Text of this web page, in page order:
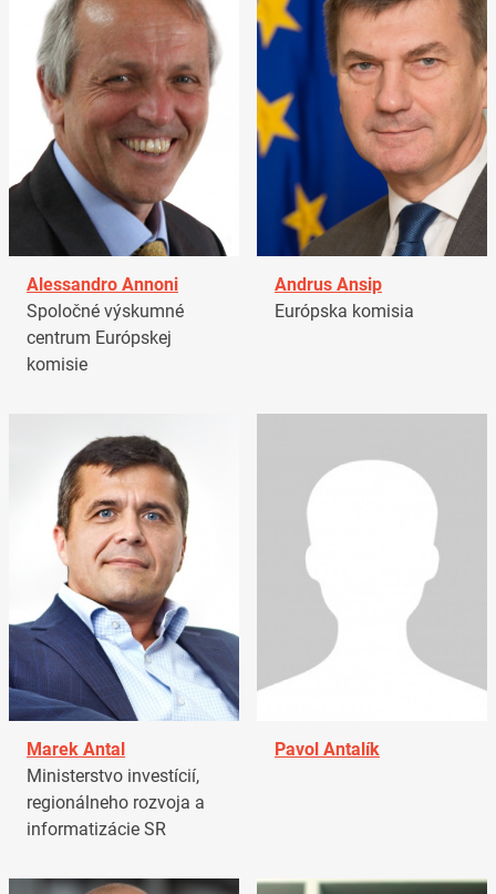
Alessandro Annoni
Spoločné výskumné
centrum Európskej
komisie
Andrus Ansip
Európska komisia
Marek Antal
Ministerstvo investícií,
regionálneho rozvoja a
informatizácie SR
Pavol Antalík